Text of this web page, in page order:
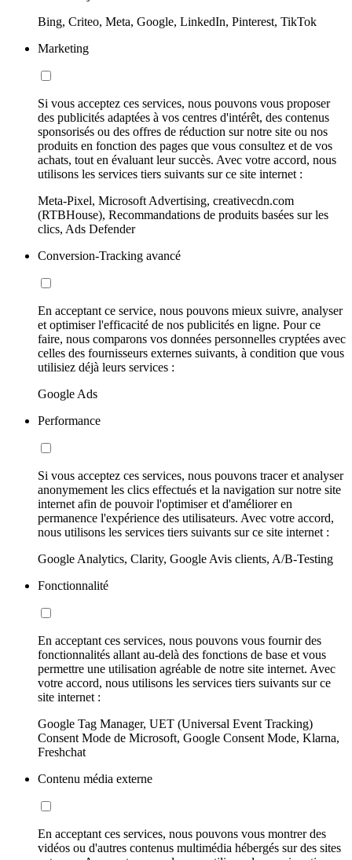
Bing, Criteo, Meta, Google, LinkedIn, Pinterest, TikTok
Marketing
Si vous acceptez ces services, nous pouvons vous proposer
des publicités adaptées à vos centres d'intérêt, des contenus
sponsorisés ou des offres de réduction sur notre site ou nos
produits en fonction des pages que vous consultez et de vos
achats, tout en évaluant leur succès. Avec votre accord, nous
utilisons les services tiers suivants sur ce site internet :
Meta-Pixel, Microsoft Advertising, creativecdn.com
(RTBHouse), Recommandations de produits basées sur les
clics, Ads Defender
Conversion-Tracking avancé
En acceptant ce service, nous pouvons mieux suivre, analyser
et optimiser l'efficacité de nos publicités en ligne. Pour ce
faire, nous comparons vos données personnelles cryptées avec
celles des fournisseurs externes suivants, à condition que vous
utilisiez déjà leurs services :
Google Ads
Performance
Si vous acceptez ces services, nous pouvons tracer et analyser
anonymement les clics effectués et la navigation sur notre site
internet afin de pouvoir l'optimiser et d'améliorer en
permanence l'expérience des utilisateurs. Avec votre accord,
nous utilisons les services tiers suivants sur ce site internet :
Google Analytics, Clarity, Google Avis clients, A/B-Testing
Fonctionnalité
En acceptant ces services, nous pouvons vous fournir des
fonctionnalités allant au-delà des fonctions de base et vous
permettre une utilisation agréable de notre site internet. Avec
votre accord, nous utilisons les services tiers suivants sur ce
site internet :
Google Tag Manager, UET (Universal Event Tracking)
Consent Mode de Microsoft, Google Consent Mode, Klarna,
Freshchat
Contenu média externe
En acceptant ces services, nous pouvons vous montrer des
vidéos ou d'autres contenus multimédia hébergés sur des sites